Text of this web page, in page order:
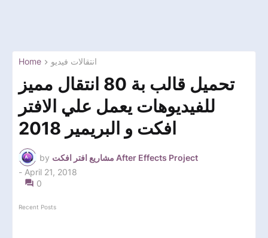
Home انتقالات فيديو
تحميل قالب بة 80 انتقال مميز
للفيديوهات يعمل علي الافتر
افكت و البريمير 2018
by
مشاريع افتر افكت After Effects Project
- April 21, 2018
0
Recent Posts